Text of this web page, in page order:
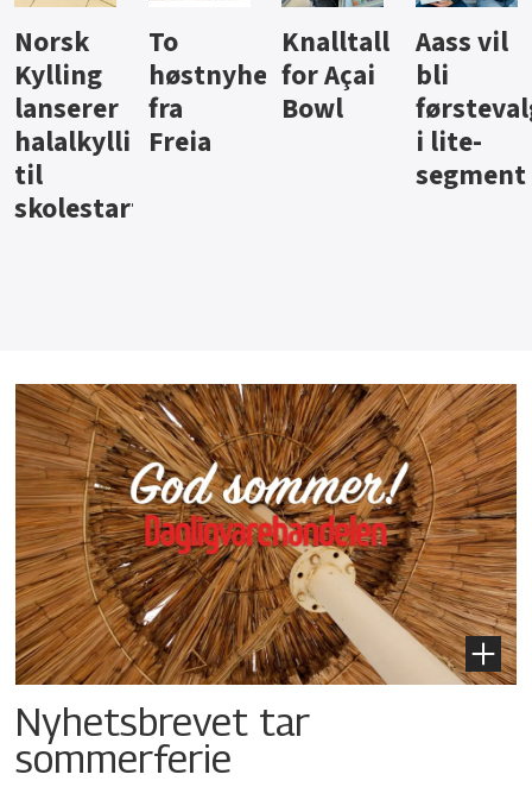
Knalltall
for Açai
Bowl
Aass vil
bli
førstevalg
i lite-
Brus og
jus fra
Berentsen
Hard
iste fra
Hansa
Nyhetsbrevet tar
sommerferie